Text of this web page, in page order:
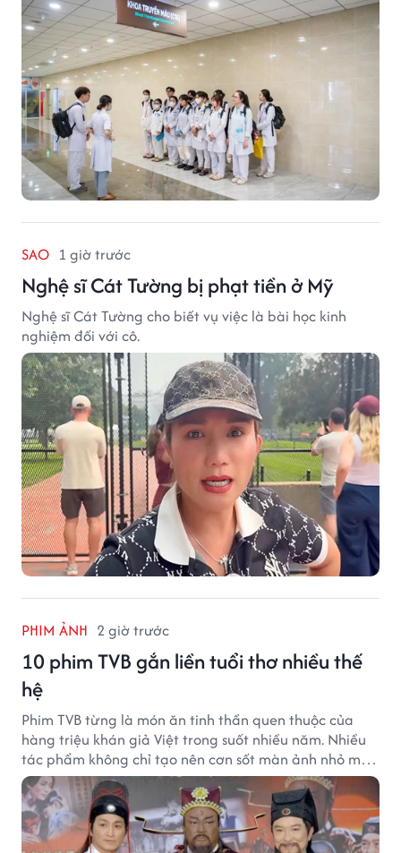
SAO 1 giờ trước
Nghệ sĩ Cát Tường bị phạt tiền ở Mỹ
Nghệ sĩ Cát Tường cho biết vụ việc là bài học kinh
nghiệm đối với cô.
PHIM ẢNH 2 giờ trước
10 phim TVB gắn liền tuổi thơ nhiều thế
hệ
Phim TVB từng là món ăn tinh thần quen thuộc của
hàng triệu khán giả Việt trong suốt nhiều năm. Nhiều
tác phẩm không chỉ tạo nên cơn sốt màn ảnh nhỏ mà
còn trở thành ký ức khó quên của cả một thế hệ.